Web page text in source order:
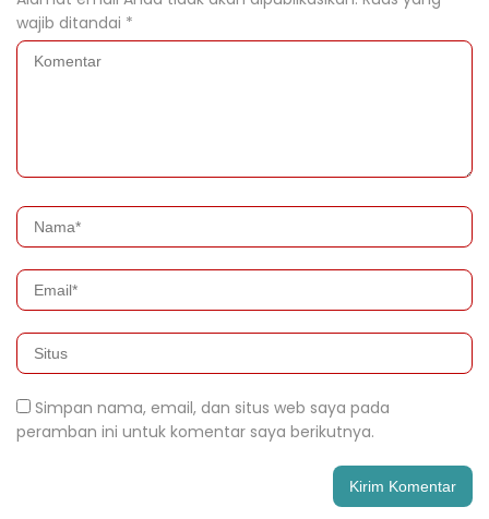
wajib ditandai *
Simpan nama, email, dan situs web saya pada
peramban ini untuk komentar saya berikutnya.